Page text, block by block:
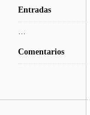
Entradas
…
Comentarios